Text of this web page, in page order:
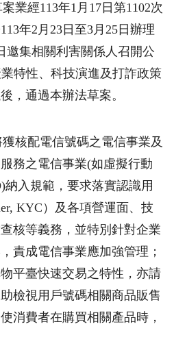
業經113年1月17日第1102次
年2月23日至3月25日辦理
邀集相關利害關係人召開公
特性、科技演進及打詐政策
，通過本辦法草案。
核配電信號碼之電信事業及
務之電信事業(如虛擬行動
入規範，要求落實認識用
KYC）及各項營運面、技
核等義務，並特別針對企業
責成電信事業應加強管理；
平臺快速交易之特性，亦請
檢視用戶號碼相關商品販售
消費者在購買相關產品時，